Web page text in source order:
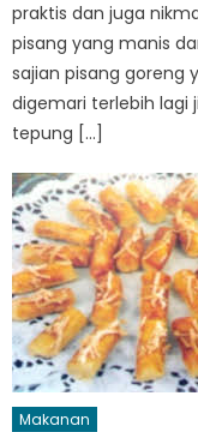
praktis dan juga
pisang yang manis
sajian pisang goreng
digemari terlebih lagi
tepung […]
Makanan